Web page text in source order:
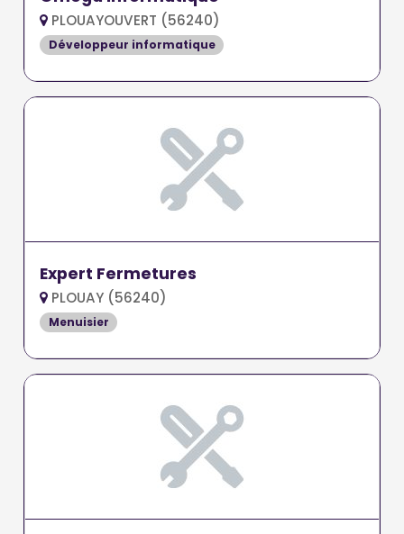
PLOUAYOUVERT (56240)
Développeur informatique
Expert Fermetures
PLOUAY (56240)
Menuisier